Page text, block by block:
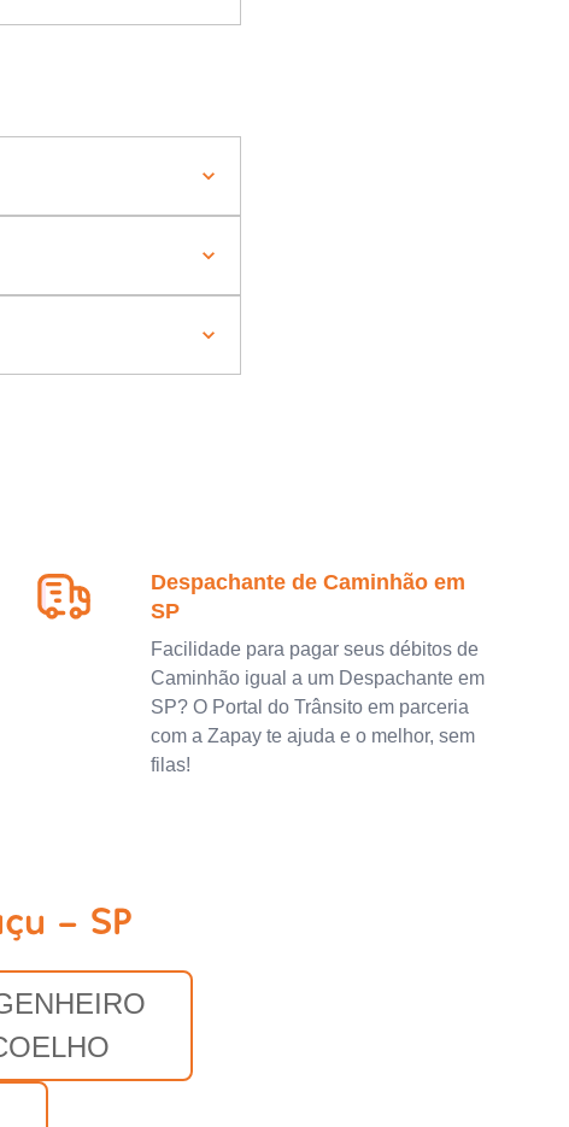
Despachante de Caminhão em
SP
Facilidade para pagar seus débitos de
Caminhão igual a um Despachante em
SP? O Portal do Trânsito em parceria
com a Zapay te ajuda e o melhor, sem
filas!
- SP